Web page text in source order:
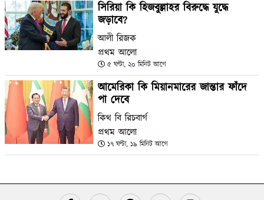
সিরিয়া কি হিজবুল্লাহর বিরুদ্ধে যুদ্ধে
জড়াবে?
আলী রিজক
প্রথম আলো
৫ ঘণ্টা, ২০ মিনিট আগে
আমেরিকা কি মিয়ানমারের জান্তার ফাঁদে
পা দেবে
কিথ বি রিচবার্গ
প্রথম আলো
১৭ ঘণ্টা, ১৯ মিনিট আগে